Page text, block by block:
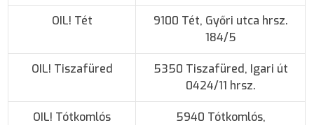
OIL! Tét
9100 Tét, Győri utca hrsz.
184/5
OIL! Tiszafüred
5350 Tiszafüred, Igari út
0424/11 hrsz.
OIL! Tótkomlós
5940 Tótkomlós,